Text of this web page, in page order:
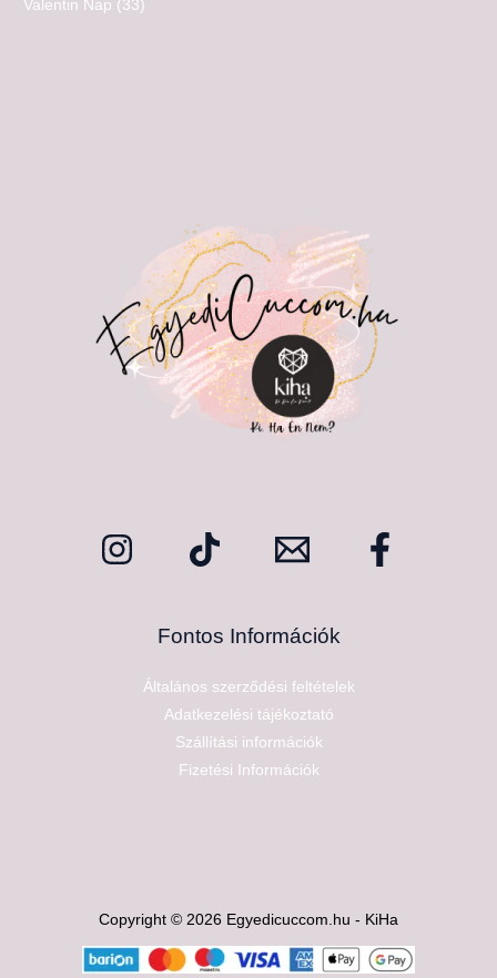
Valentin Nap (33)
Fontos Információk
Általános szerződési feltételek
Adatkezelési tájékoztató
Szállítási információk
Fizetési Információk
Copyright © 2026 Egyedicuccom.hu - KiHa